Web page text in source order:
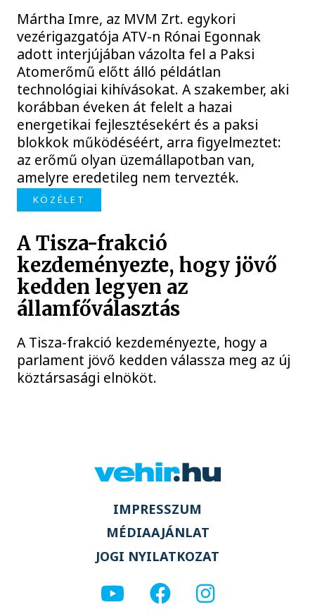
Mártha Imre, az MVM Zrt. egykori
vezérigazgatója ATV-n Rónai Egonnak
adott interjújában vázolta fel a Paksi
Atomerőmű előtt álló példátlan
technológiai kihívásokat. A szakember, aki
korábban éveken át felelt a hazai
energetikai fejlesztésekért és a paksi
blokkok működéséért, arra figyelmeztet:
az erőmű olyan üzemállapotban van,
amelyre eredetileg nem tervezték.
KÖZÉLET
A Tisza-frakció
kezdeményezte, hogy jövő
kedden legyen az
államfőválasztás
A Tisza-frakció kezdeményezte, hogy a
parlament jövő kedden válassza meg az új
köztársasági elnököt.
IMPRESSZUM
MÉDIAAJÁNLAT
JOGI NYILATKOZAT